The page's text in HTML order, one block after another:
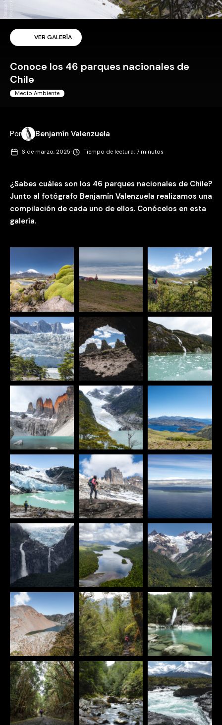
a
a
VER GALERÍA
Conoce los 46 parques nacionales de
Chile
Medio Ambiente
Por Benjamín Valenzuela
6 de marzo, 2025· Tiempo de lectura: 7 minutos
¿Sabes cuáles son los 46 parques nacionales de Chile?
Junto al fotógrafo Benjamín Valenzuela realizamos una
compilación de cada uno de ellos. Conócelos en esta
galería.